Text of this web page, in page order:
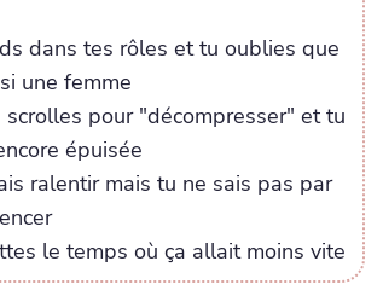
dans tes rôles et tu oublies que
une femme
scrolles pour "décompresser" et tu
épuisée
ralentir mais tu ne sais pas par
le temps où ça allait moins vite